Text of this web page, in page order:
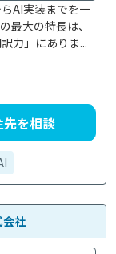
AI実装までを一
最大の特長は、
力」にありま...
先を相談
会社